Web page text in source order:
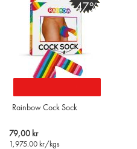
ÖNSKELISTAN
JÄMFÖR
-47%
Rainbow Cock Sock
Special
Price
79,00 kr
1,975.00 kr/kgs